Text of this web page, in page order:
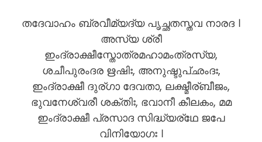
തദേവാഹം ബ്രവീമ്യദ്യ പൃച്ഛതസ്തവ നാരദ ।
അസ്യ ശ്രീ
ഇംദ്രാക്ഷീസ്തോത്രമഹാമംത്രസ്യ,
ശചീപുരംദര ഋഷിഃ, അനുഷ്ടുപ്ഛംദഃ,
ഇംദ്രാക്ഷീ ദുര്ഗാ ദേവതാ, ലക്ഷ്മീര്ബീജം,
ഭുവനേശ്വരീ ശക്തിഃ, ഭവാനീ കീലകം, മമ
ഇംദ്രാക്ഷീ പ്രസാദ സിദ്ധ്യര്ഥേ ജപേ
വിനിയോഗഃ ।